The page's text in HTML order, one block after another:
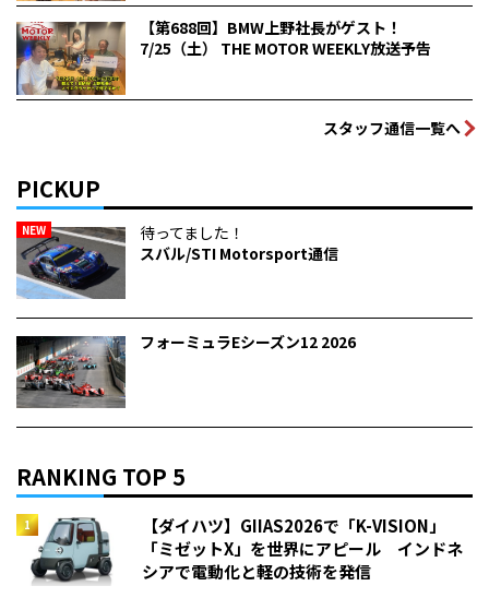
【第688回】BMW上野社長がゲスト！
7/25（土） THE MOTOR WEEKLY放送予告
スタッフ通信一覧へ
PICKUP
NEW
待ってました！
スバル/STI Motorsport通信
フォーミュラEシーズン12 2026
RANKING TOP 5
【ダイハツ】GIIAS2026で「K-VISION」
「ミゼットX」を世界にアピール インドネ
シアで電動化と軽の技術を発信